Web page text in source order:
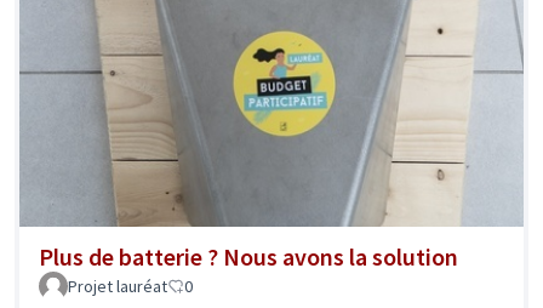
Plus de batterie ? Nous avons la solution
Projet lauréat 0